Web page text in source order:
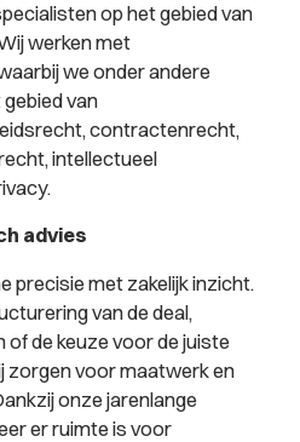
op het gebied van
werken met
we onder andere
van
contractenrecht,
intellectueel
advies
precisie met zakelijk inzicht.
van de deal,
de keuze voor de juiste
zorgen voor maatwerk en
onze jarenlange
er ruimte is voor